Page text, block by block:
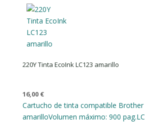
220Y Tinta EcoInk LC123 amarillo
16,00 €
Cartucho de tinta compatible Brother
amarilloVolumen máximo: 900 pag.